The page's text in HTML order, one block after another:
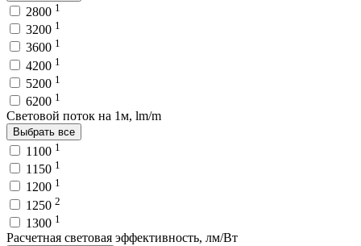
2800 1
3200 1
3600 1
4200 1
5200 1
6200 1
Световой поток на 1м, lm/m
Выбрать все
1100 1
1150 1
1200 1
1250 2
1300 1
Расчетная световая эффективность, лм/Вт